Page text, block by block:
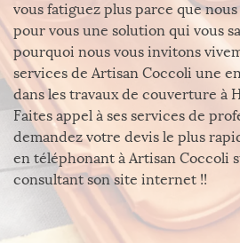
vous fatiguez plus parce que
pour vous une solution qui vous
pourquoi nous vous invitons
services de Artisan Coccoli une
dans les travaux de couverture à
Faites appel à ses services de
demandez votre devis le plus
en téléphonant à Artisan Coccoli
consultant son site internet !!